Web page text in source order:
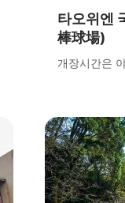
타오위엔
棒球場)